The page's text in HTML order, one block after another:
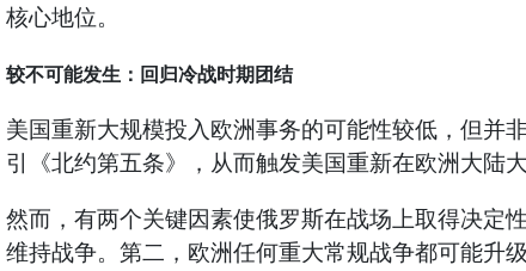
核心地位。
较不可能发生：回归冷战时期团结
美国重新大规模投入欧洲事务的可能性较低，但并
引《北约第五条》，从而触发美国重新在欧洲大陆
然而，有两个关键因素使俄罗斯在战场上取得决定
维持战争。第二，欧洲任何重大常规战争都可能升